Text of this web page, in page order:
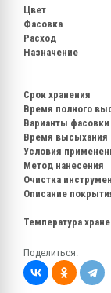
Цвет
Фасовка
Расход
Назначение
Срок хранения
Время полного
Варианты фасовки
Время высыхания
Условия
Метод нанесения
Очистка
Описание
Температура
Поделиться: